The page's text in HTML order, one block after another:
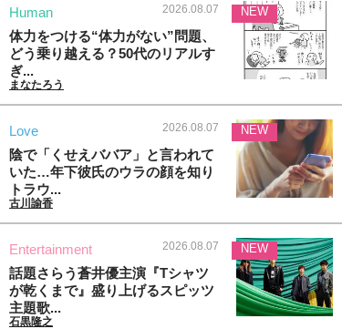
Human 2026.08.07
体力をつける“体力がない”問題、
どう乗り越える？50代のリアルす
ぎ...
まなたろう
NEW
Love 2026.08.07
陰で「くせえババア」と言われて
いた…年下彼氏のウラの顔を知り
トラウ...
古川諭香
NEW
Entertainment 2026.08.07
話題さらう蒼井優主演『Tシャツ
が乾くまで』盛り上げるスピッツ
主題歌...
石黒隆之
NEW